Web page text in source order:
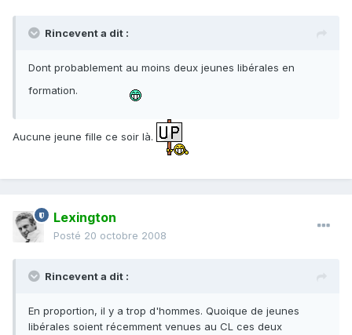
Rincevent a dit :
Dont probablement au moins deux jeunes libérales en
formation.
Aucune jeune fille ce soir là.
Lexington
Posté 20 octobre 2008
Rincevent a dit :
En proportion, il y a trop d'hommes. Quoique de jeunes
libérales soient récemment venues au CL ces deux